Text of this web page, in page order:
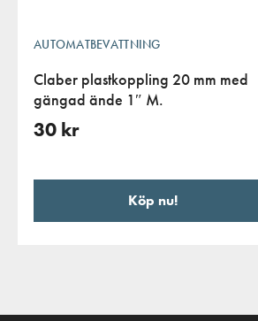
AUTOMATBEVATTNING
Claber plastkoppling 20 mm med
gängad ände 1″ M.
30 kr
Köp nu!